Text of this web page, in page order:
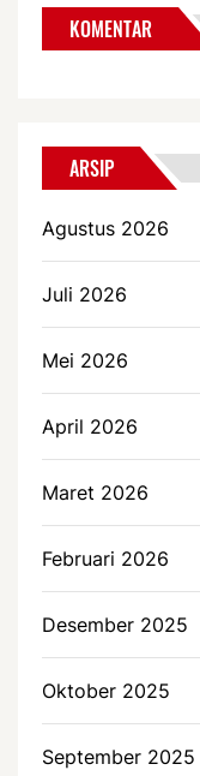
KOMENTAR
ARSIP
Agustus 2026
Juli 2026
Mei 2026
April 2026
Maret 2026
Februari 2026
Desember 2025
Oktober 2025
September 2025